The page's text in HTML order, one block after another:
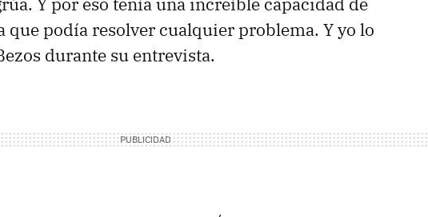
que podía resolver cualquier problema. Y yo lo
durante su entrevista.